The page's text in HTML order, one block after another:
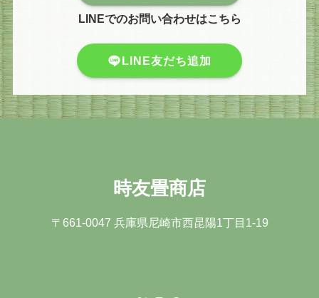
LINEでのお問い合わせはこちら
LINE友だち追加
時友畳商店
〒661-0047 兵庫県尼崎市⻄昆陽1丁⽬1-19